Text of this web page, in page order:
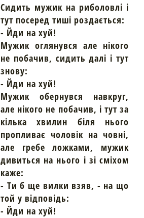
Сидить мужик на риболовлі і
тут посеред тиші роздається:
- Йди на хуй!
Мужик оглянувся але нікого
не побачив, сидить далі і тут
знову:
- Йди на хуй!
Мужик обернувся навкруг,
але нікого не побачив, і тут за
кілька хвилин біля нього
пропливає чоловік на човні,
але гребе ложками, мужик
дивиться на нього і зі сміхом
каже:
- Ти б ще вилки взяв, - на що
той у відповідь:
- Йди на хуй!